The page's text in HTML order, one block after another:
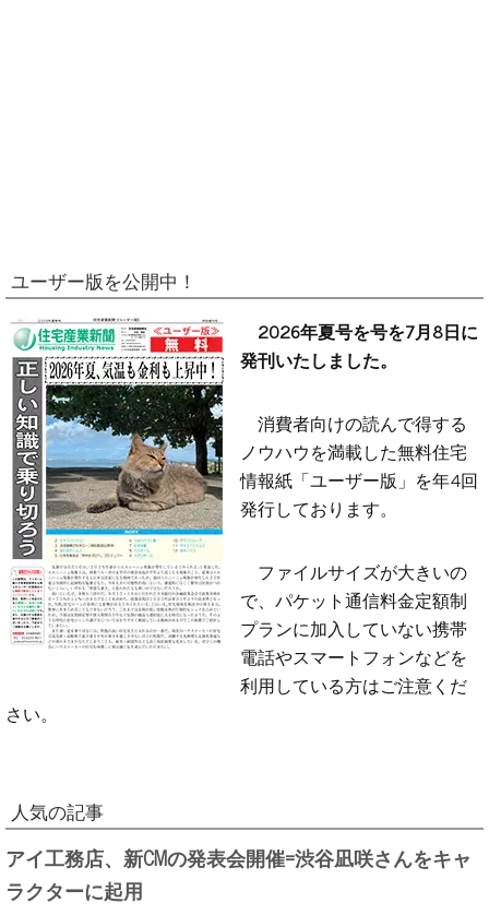
ユーザー版を公開中！
2026年夏号を号を7月8日に
発刊いたしました。
消費者向けの読んで得する
ノウハウを満載した無料住宅
情報紙「ユーザー版」を年4回
発行しております。
ファイルサイズが大きいの
で、パケット通信料金定額制
プランに加入していない携帯
電話やスマートフォンなどを
利用している方はご注意くだ
さい。
人気の記事
アイ工務店、新CMの発表会開催=渋谷凪咲さんをキャ
ラクターに起用